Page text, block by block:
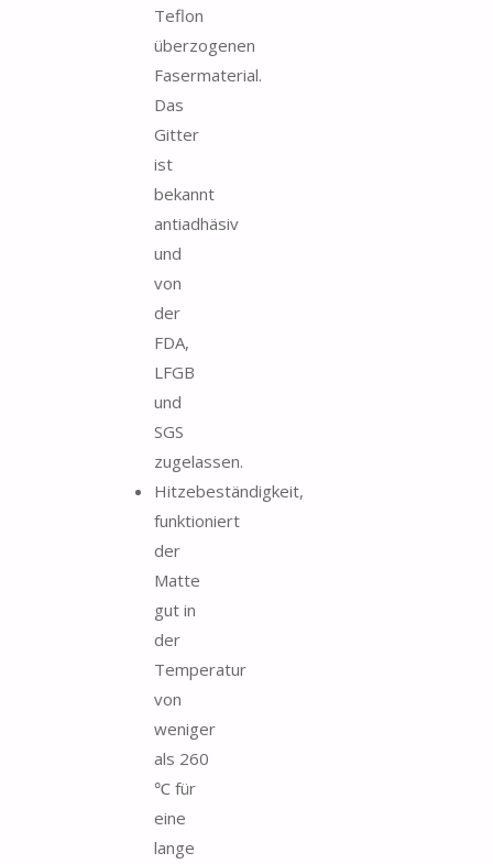
Teflon
überzogenen
Fasermaterial.
Das
Gitter
ist
bekannt
antiadhäsiv
und
von
der
FDA,
LFGB
und
SGS
zugelassen.
Hitzebeständigkeit,
funktioniert
der
Matte
gut in
der
Temperatur
von
weniger
als 260
℃ für
eine
lange